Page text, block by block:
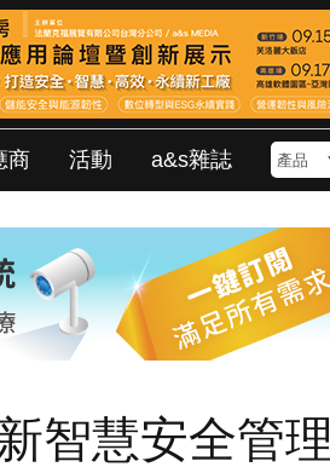
商 活動 a&s雜誌
智慧安全管理